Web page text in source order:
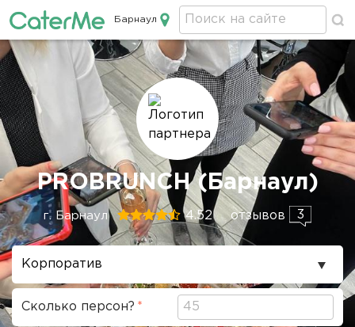
Кейтеринг в Барнауле
Барнаул
Строка
навигации
PROBRUNCH (Барнаул)
г. Барнаул 4.52 отзывов 3
Повод
проведения
Сколько персон?